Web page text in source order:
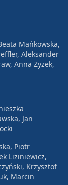
Mańkowska,
Aleksander
Anna Zyzek,
Jan
Piotr
Liziniewicz,
Krzysztof
Marcin